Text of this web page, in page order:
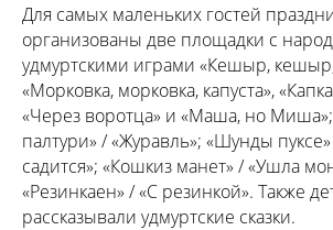
Для самых маленьких гостей
организованы две площадки с
удмуртскими играми «Кешыр, кешыр,
«Морковка, морковка, капуста»,
«Через воротца» и «Маша, но Миша»;
палтури» / «Журавль»; «Шунды
садится»; «Кошкиз манет» / «Ушла
«Резинкаен» / «С резинкой». Также
рассказывали удмуртские сказки.